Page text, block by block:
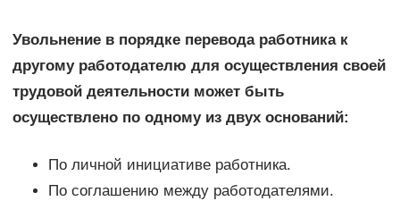
Увольнение в порядке перевода работника к
другому работодателю для осуществления своей
трудовой деятельности может быть
осуществлено по одному из двух оснований:
По личной инициативе работника.
По соглашению между работодателями.